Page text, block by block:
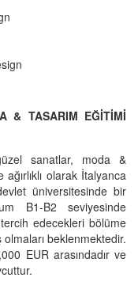
& TASARIM EĞİTİMİ
sanatlar, moda &
olarak İtalyanca
üniversitesinde bir
B1-B2 seviyesinde
edecekleri bölüme
beklenmektedir.
EUR arasındadır ve